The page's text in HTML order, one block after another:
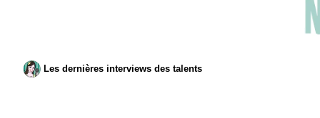
Les dernières interviews des talents